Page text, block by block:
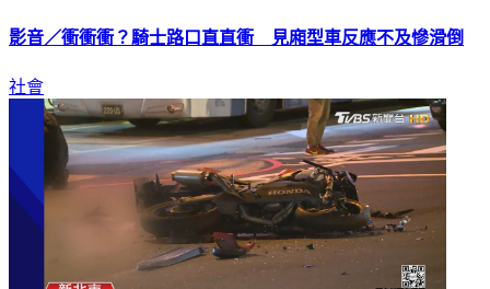
影音／衝衝衝？騎士路口直直衝 見廂型車反應不及慘滑倒
社會